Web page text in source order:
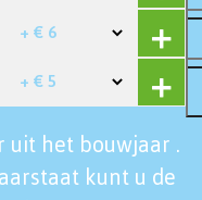
+ € 6
+ € 5
uit het bouwjaar .
kunt u de